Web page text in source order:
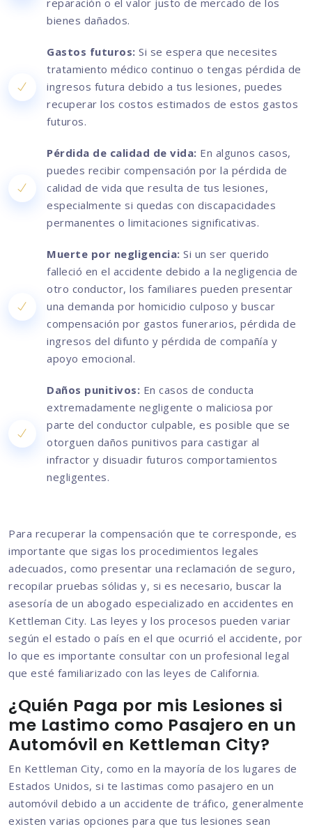
reparación o el valor justo de mercado de los
bienes dañados.
Gastos futuros: Si se espera que necesites
tratamiento médico continuo o tengas pérdida de
ingresos futura debido a tus lesiones, puedes
recuperar los costos estimados de estos gastos
futuros.
Pérdida de calidad de vida: En algunos casos,
puedes recibir compensación por la pérdida de
calidad de vida que resulta de tus lesiones,
especialmente si quedas con discapacidades
permanentes o limitaciones significativas.
Muerte por negligencia: Si un ser querido
falleció en el accidente debido a la negligencia de
otro conductor, los familiares pueden presentar
una demanda por homicidio culposo y buscar
compensación por gastos funerarios, pérdida de
ingresos del difunto y pérdida de compañía y
apoyo emocional.
Daños punitivos: En casos de conducta
extremadamente negligente o maliciosa por
parte del conductor culpable, es posible que se
otorguen daños punitivos para castigar al
infractor y disuadir futuros comportamientos
negligentes.
Para recuperar la compensación que te corresponde, es
importante que sigas los procedimientos legales
adecuados, como presentar una reclamación de seguro,
recopilar pruebas sólidas y, si es necesario, buscar la
asesoría de un abogado especializado en accidentes en
Kettleman City. Las leyes y los procesos pueden variar
según el estado o país en el que ocurrió el accidente, por
lo que es importante consultar con un profesional legal
que esté familiarizado con las leyes de California.
¿Quién Paga por mis Lesiones si
me Lastimo como Pasajero en un
Automóvil en Kettleman City?
En Kettleman City, como en la mayoría de los lugares de
Estados Unidos, si te lastimas como pasajero en un
automóvil debido a un accidente de tráfico, generalmente
existen varias opciones para que tus lesiones sean